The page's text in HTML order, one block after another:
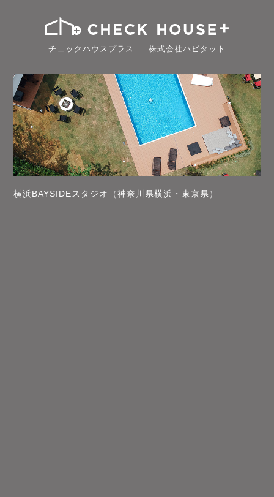
チェックハウスプラス ｜ 株式会社ハビタット
横浜BAYSIDEスタジオ（神奈川県横浜・東京県）